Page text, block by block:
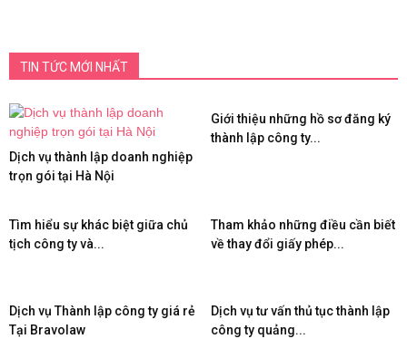
TIN TỨC MỚI NHẤT
Dịch vụ thành lập doanh nghiệp
trọn gói tại Hà Nội
Giới thiệu những hồ sơ đăng ký
thành lập công ty...
Tìm hiểu sự khác biệt giữa chủ
tịch công ty và...
Tham khảo những điều cần biết
về thay đổi giấy phép...
Dịch vụ Thành lập công ty giá rẻ
Tại Bravolaw
Dịch vụ tư vấn thủ tục thành lập
công ty quảng...